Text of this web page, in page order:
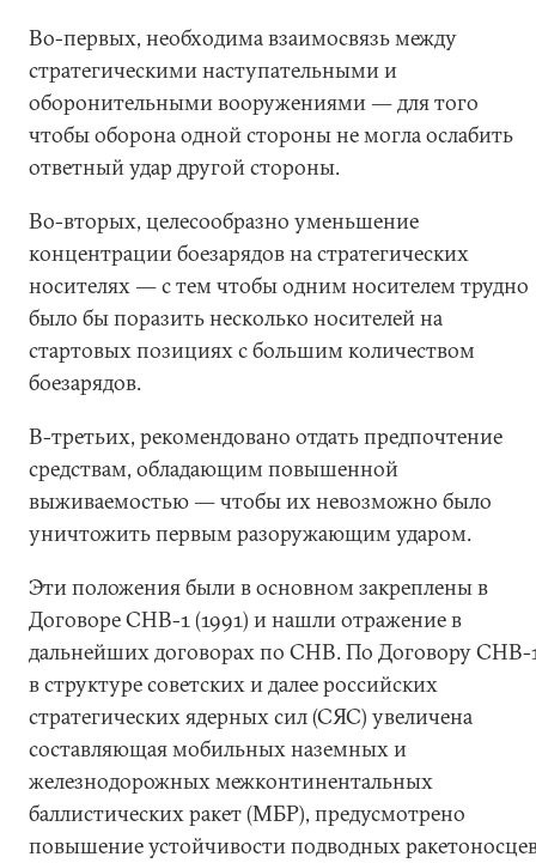
Во-первых, необходима взаимосвязь между
стратегическими наступательными и
оборонительными вооружениями ― для того
чтобы оборона одной стороны не могла ослабить
ответный удар другой стороны.
Во-вторых, целесообразно уменьшение
концентрации боезарядов на стратегических
носителях ― с тем чтобы одним носителем трудно
было бы поразить несколько носителей на
стартовых позициях с большим количеством
боезарядов.
В-третьих, рекомендовано отдать предпочтение
средствам, обладающим повышенной
выживаемостью ― чтобы их невозможно было
уничтожить первым разоружающим ударом.
Эти положения были в основном закреплены в
Договоре СНВ-1 (1991) и нашли отражение в
дальнейших договорах по СНВ. По Договору СНВ-
в структуре советских и далее российских
стратегических ядерных сил (СЯС) увеличена
составляющая мобильных наземных и
железнодорожных межконтинентальных
баллистических ракет (МБР), предусмотрено
повышение устойчивости подводных